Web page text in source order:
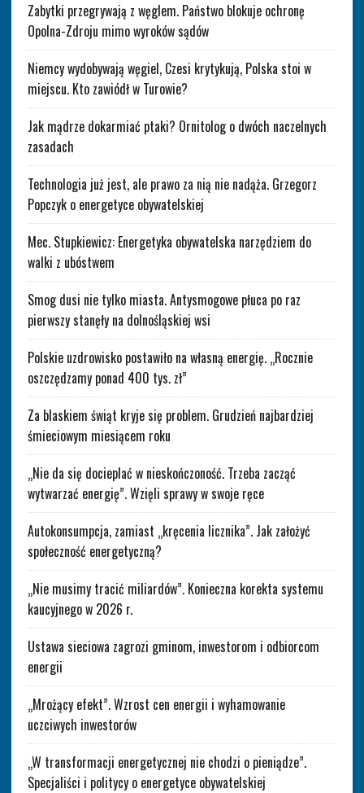
Zabytki przegrywają z węglem. Państwo blokuje ochronę
Opolna-Zdroju mimo wyroków sądów
Niemcy wydobywają węgiel, Czesi krytykują, Polska stoi w
miejscu. Kto zawiódł w Turowie?
Jak mądrze dokarmiać ptaki? Ornitolog o dwóch naczelnych
zasadach
Technologia już jest, ale prawo za nią nie nadąża. Grzegorz
Popczyk o energetyce obywatelskiej
Mec. Stupkiewicz: Energetyka obywatelska narzędziem do
walki z ubóstwem
Smog dusi nie tylko miasta. Antysmogowe płuca po raz
pierwszy stanęły na dolnośląskiej wsi
Polskie uzdrowisko postawiło na własną energię. „Rocznie
oszczędzamy ponad 400 tys. zł”
Za blaskiem świąt kryje się problem. Grudzień najbardziej
śmieciowym miesiącem roku
„Nie da się docieplać w nieskończoność. Trzeba zacząć
wytwarzać energię”. Wzięli sprawy w swoje ręce
Autokonsumpcja, zamiast „kręcenia licznika”. Jak założyć
społeczność energetyczną?
„Nie musimy tracić miliardów”. Konieczna korekta systemu
kaucyjnego w 2026 r.
Ustawa sieciowa zagrozi gminom, inwestorom i odbiorcom
energii
„Mrożący efekt”. Wzrost cen energii i wyhamowanie
uczciwych inwestorów
„W transformacji energetycznej nie chodzi o pieniądze”.
Specjaliści i politycy o energetyce obywatelskiej